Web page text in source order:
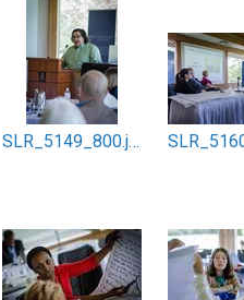
SLR_5149_800.jpg